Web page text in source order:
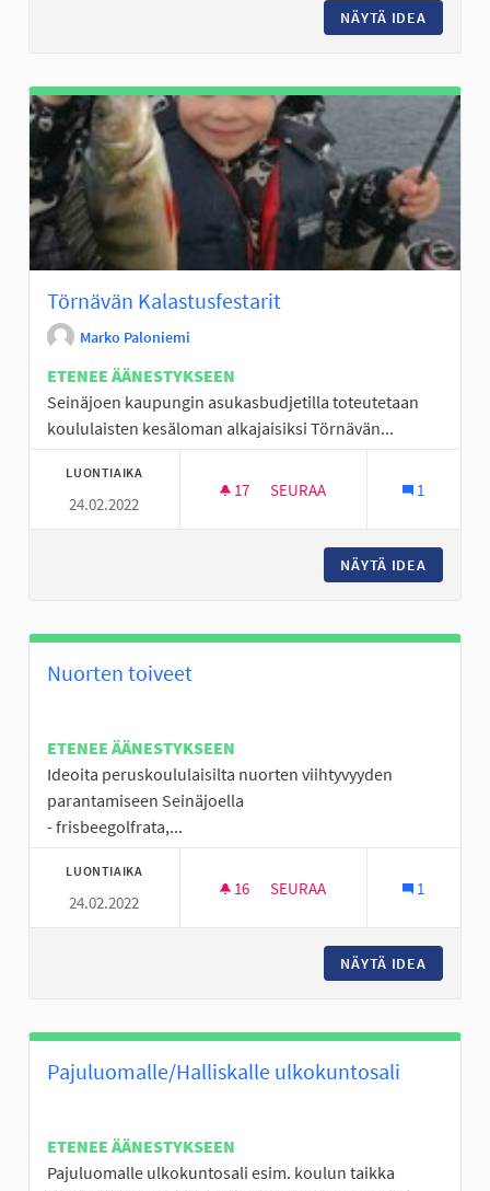
NÄYTÄ IDEA
Törnävän Kalastusfestarit
Marko Paloniemi
ETENEE ÄÄNESTYKSEEN
Seinäjoen kaupungin asukasbudjetilla toteutetaan
koululaisten kesäloman alkajaisiksi Törnävän...
LUONTIAIKA
24.02.2022
17 17 SEURAAJAA
SEURAA 1
NÄYTÄ IDEA
Nuorten toiveet
ETENEE ÄÄNESTYKSEEN
Ideoita peruskoululaisilta nuorten viihtyvyyden
parantamiseen Seinäjoella
- frisbeegolfrata,...
LUONTIAIKA
24.02.2022
16 16 SEURAAJAA
SEURAA 1
NÄYTÄ IDEA
Pajuluomalle/Halliskalle ulkokuntosali
ETENEE ÄÄNESTYKSEEN
Pajuluomalle ulkokuntosali esim. koulun taikka